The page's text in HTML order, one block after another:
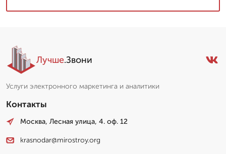
Лучше.Звони
Услуги электронного маркетинга и аналитики
Контакты
Москва, Лесная улица, 4. оф. 12
krasnodar@mirostroy.org